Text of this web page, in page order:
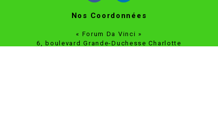
Nos Coordonnées
« Forum Da Vinci »
6, boulevard Grande-Duchesse Charlotte